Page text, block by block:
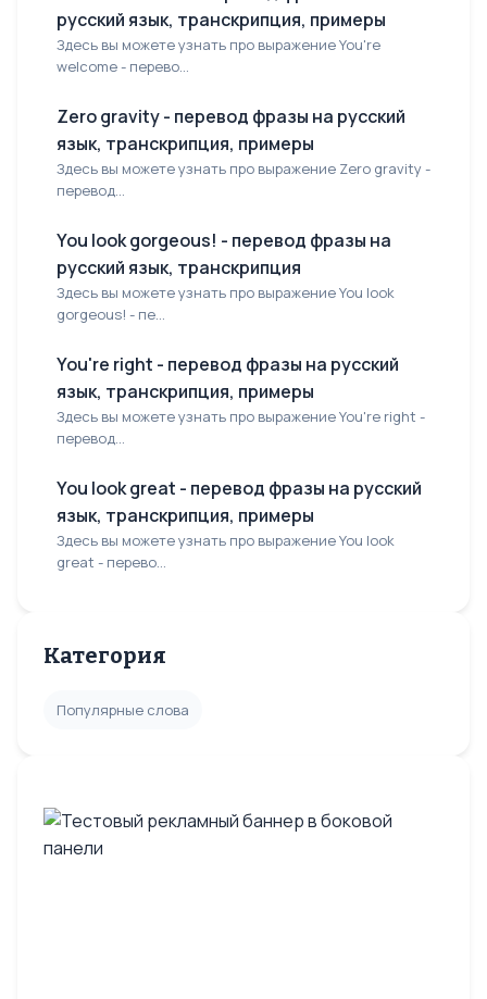
русский язык, транскрипция, примеры
Здесь вы можете узнать про выражение You're
welcome - перево...
Zero gravity - перевод фразы на русский
язык, транскрипция, примеры
Здесь вы можете узнать про выражение Zero gravity -
перевод...
You look gorgeous! - перевод фразы на
русский язык, транскрипция
Здесь вы можете узнать про выражение You look
gorgeous! - пе...
You're right - перевод фразы на русский
язык, транскрипция, примеры
Здесь вы можете узнать про выражение You're right -
перевод...
You look great - перевод фразы на русский
язык, транскрипция, примеры
Здесь вы можете узнать про выражение You look
great - перево...
Категория
Популярные слова